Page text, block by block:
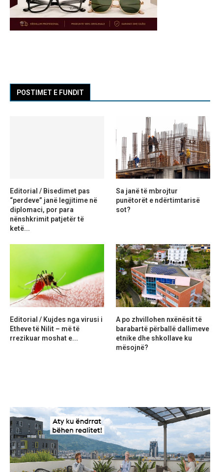
POSTIMET E FUNDIT
Editorial / Bisedimet pas
“perdeve” janë legjitime në
diplomaci, por para
nënshkrimit patjetër të
ketë...
Sa janë të mbrojtur
punëtorët e ndërtimtarisë
sot?
Editorial / Kujdes nga virusi i
Etheve të Nilit – më të
rrezikuar moshat e...
A po zhvillohen nxënësit të
barabartë përballë dallimeve
etnike dhe shkollave ku
mësojnë?